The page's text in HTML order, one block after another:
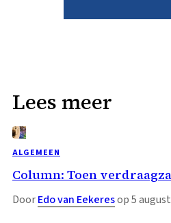
Lees meer
ALGEMEEN
Column: Toen
DoorEdo van Eekeresop 5